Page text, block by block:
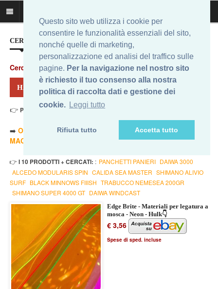
Questo sito web utilizza i cookie per
consentire le funzionalità essenziali del sito,
nonché quelle di marketing,
personalizzazione ed analisi del traffico sulle
pagine. Per la navigazione nel nostro sito
è richiesto il tuo consenso alla nostra
politica di raccolta dati e gestione dei
cookie. Leggi tutto
Rifiuta tutto Accetta tutto
CERCA IL MIGLIOR PREZZO...
Cerca
HAI CERCATO: FLY HULK
👉 Prezzo Min. 3,56 Eur - Prezzo Max 179,00 Eur
➡️ ORDINA PER PREZZO MINORE
ORDINA PER PREZZO
MAGGIORE
- 🔥TUTTI
👉 I 10 PRODOTTI + CERCATI: : PANCHETTI PANIERI DAIWA 3000
ALCEDO MODULARIS SPIN CALIDA SEA MASTER SHIMANO ALIVIO
SURF BLACK MINNOWS FIIISH TRABUCCO NEMESEA 200GR
SHIMANO SUPER 4000 GT DAIWA WINDCAST
Edge Brite - Materiali per legatura a
mosca - Neon - Hulk👇
€ 3,56
Spese di sped. incluse